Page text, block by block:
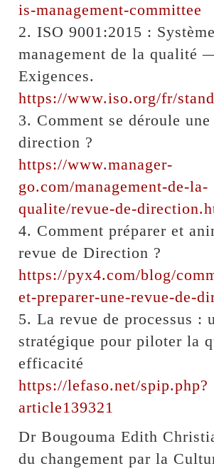
is-management-committee
2. ISO 9001:2015 :
management de la qualité
Exigences.
https://www.iso.org/fr/
3. Comment se déroule une
direction ?
https://www.manager-
go.com/management-de-la-
qualite/revue-de-
4. Comment préparer et
revue de Direction ?
https://pyx4.com/blog/
et-preparer-une-revue-de-
5. La revue de processus :
stratégique pour piloter la
efficacité
https://lefaso.net/spip.php?
article139321
Dr Bougouma Edith
du changement par la